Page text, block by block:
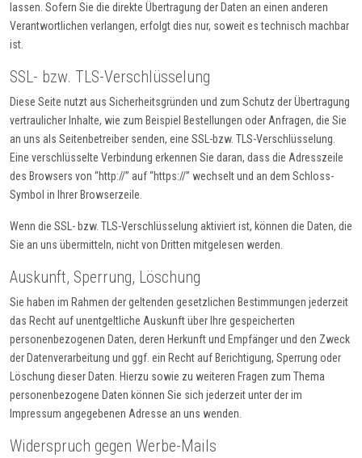
lassen. Sofern Sie die direkte Übertragung der Daten an einen anderen
Verantwortlichen verlangen, erfolgt dies nur, soweit es technisch machbar
ist.
SSL- bzw. TLS-Verschlüsselung
Diese Seite nutzt aus Sicherheitsgründen und zum Schutz der Übertragung
vertraulicher Inhalte, wie zum Beispiel Bestellungen oder Anfragen, die Sie
an uns als Seitenbetreiber senden, eine SSL-bzw. TLS-Verschlüsselung.
Eine verschlüsselte Verbindung erkennen Sie daran, dass die Adresszeile
des Browsers von “http://” auf “https://” wechselt und an dem Schloss-
Symbol in Ihrer Browserzeile.
Wenn die SSL- bzw. TLS-Verschlüsselung aktiviert ist, können die Daten, die
Sie an uns übermitteln, nicht von Dritten mitgelesen werden.
Auskunft, Sperrung, Löschung
Sie haben im Rahmen der geltenden gesetzlichen Bestimmungen jederzeit
das Recht auf unentgeltliche Auskunft über Ihre gespeicherten
personenbezogenen Daten, deren Herkunft und Empfänger und den Zweck
der Datenverarbeitung und ggf. ein Recht auf Berichtigung, Sperrung oder
Löschung dieser Daten. Hierzu sowie zu weiteren Fragen zum Thema
personenbezogene Daten können Sie sich jederzeit unter der im
Impressum angegebenen Adresse an uns wenden.
Widerspruch gegen Werbe-Mails